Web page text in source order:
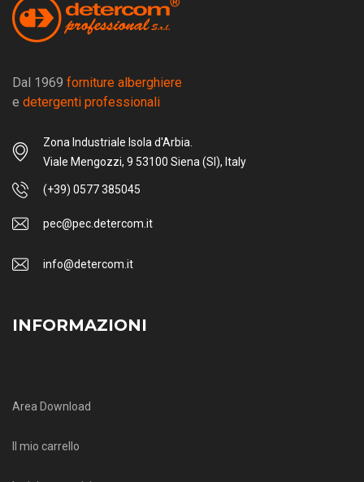
Dal 1969 forniture alberghiere
e detergenti professionali
Zona Industriale Isola d'Arbia.
Viale Mengozzi, 9 53100 Siena (SI), Italy
(+39) 0577 385045
pec@pec.detercom.it
info@detercom.it
INFORMAZIONI
Area Download
Il mio carrello